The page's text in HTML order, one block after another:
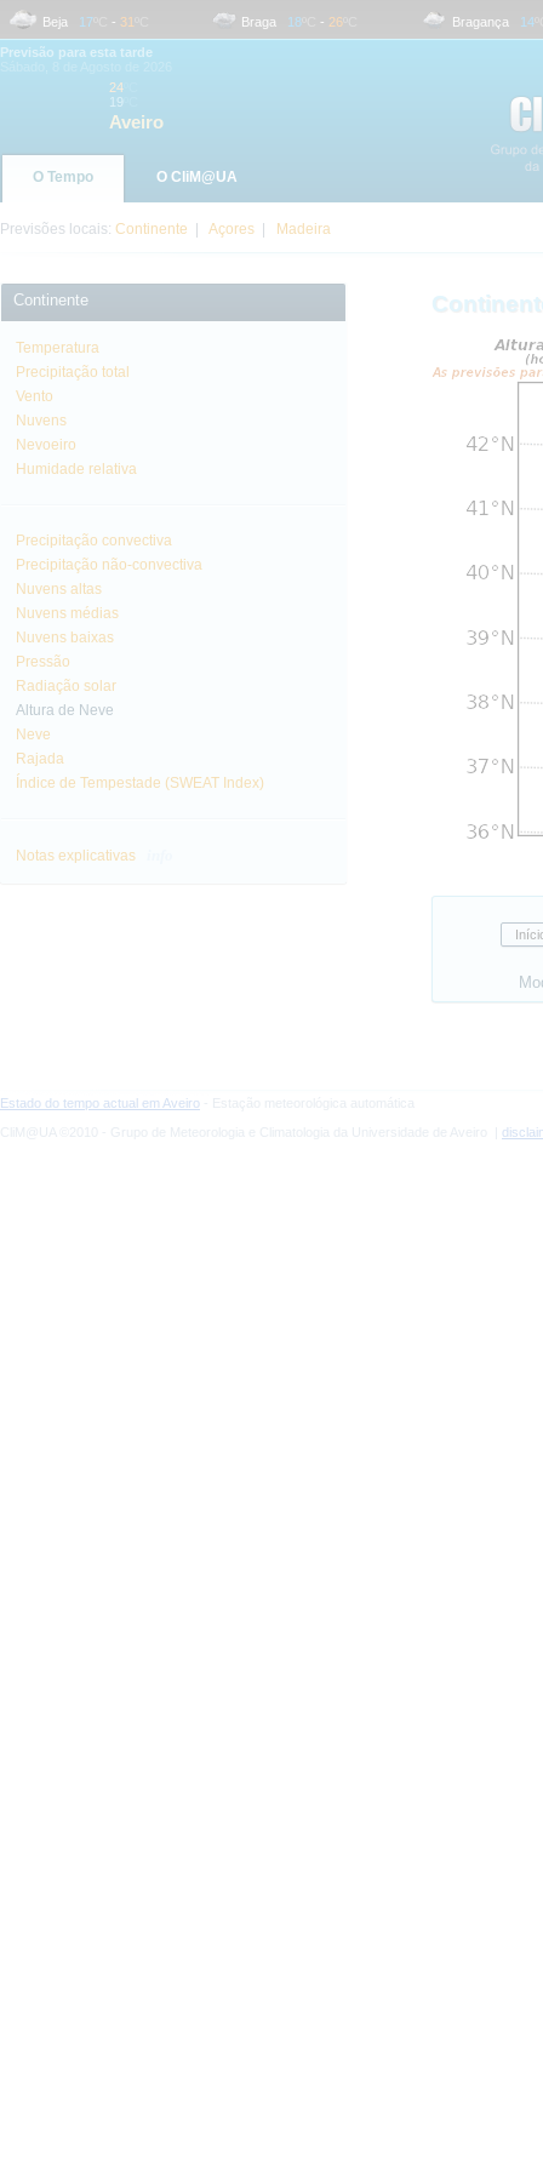
Beja 17 ºC- 31 ºC Braga 18 ºC- 26 ºC Bragança 14 ºC-
Previsão para esta tarde
24
19
Aveiro
O Tempo O CliM@UA
Previsões locais: Continente Açores Madeira
Continente
Temperatura
Precipitação total
Vento
Nuvens
Nevoeiro
Humidade relativa
Precipitação convectiva
Precipitação não-convectiva
Nuvens altas
Nuvens médias
Nuvens baixas
Pressão
Radiação solar
Altura de Neve
Neve
Rajada
Índice de Tempestade (SWEAT Index)
Notas explicativas
Estado do tempo actual em Aveiro
CliM@UA ©2010 - Grupo de Meteorologia e Climatologia da Universidade de Aveiro |